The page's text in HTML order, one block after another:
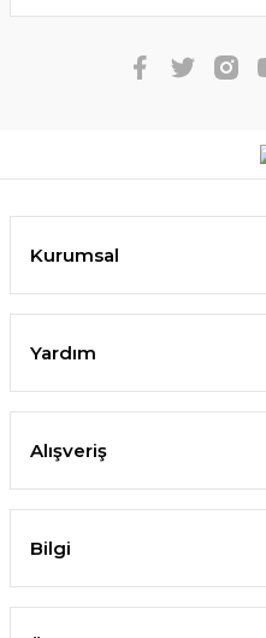
Kurumsal
Yardım
Alışveriş
Bilgi